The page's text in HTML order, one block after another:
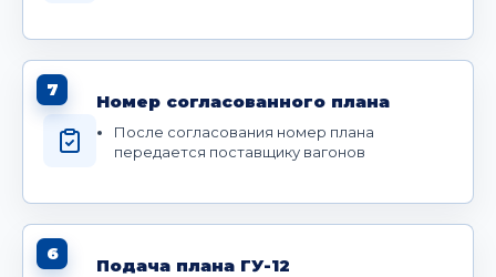
7
Номер согласованного плана
После согласования номер плана
передается поставщику вагонов
6
Подача плана ГУ-12